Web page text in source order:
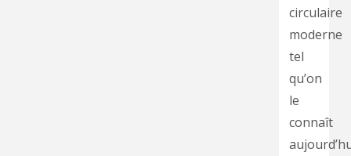
circulaire
moderne
tel
qu’on
le
connaît